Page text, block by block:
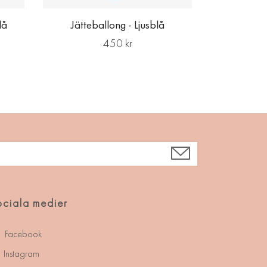
Jätteballong - Ljusblå
450 kr
medier
Facebook
Instagram